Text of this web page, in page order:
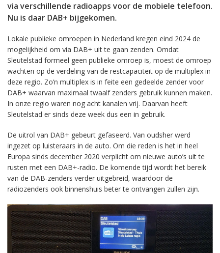
via verschillende radioapps voor de mobiele telefoon.
Nu is daar DAB+ bijgekomen.
Lokale publieke omroepen in Nederland kregen eind 2024 de
mogelijkheid om via DAB+ uit te gaan zenden. Omdat
Sleutelstad formeel geen publieke omroep is, moest de omroep
wachten op de verdeling van de restcapaciteit op de multiplex in
deze regio. Zo’n multiplex is in feite een gedeelde zender voor
DAB+ waarvan maximaal twaalf zenders gebruik kunnen maken.
In onze regio waren nog acht kanalen vrij. Daarvan heeft
Sleutelstad er sinds deze week dus een in gebruik.
De uitrol van DAB+ gebeurt gefaseerd. Van oudsher werd
ingezet op luisteraars in de auto. Om die reden is het in heel
Europa sinds december 2020 verplicht om nieuwe auto’s uit te
rusten met een DAB+-radio. De komende tijd wordt het bereik
van de DAB-zenders verder uitgebreid, waardoor de
radiozenders ook binnenshuis beter te ontvangen zullen zijn.